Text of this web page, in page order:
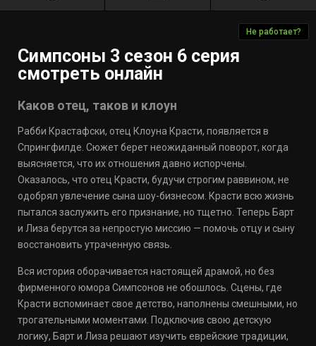
Не работает?
Симпсоны 3 сезон 6 серия
смотреть онлайн
Каков отец, таков и клоун
Рабби Крастафски, отец Клоуна Красти, появляется в
Спрингфилде. Сюжет берет неожиданный поворот, когда
выясняется, что их отношения давно испорчены.
Оказалось, что отец Красти, будучи строгим раввином, не
одобрял увлечение сына шоу-бизнесом. Красти всю жизнь
пытался заслужить его признание, но тщетно. Теперь Барт
и Лиза берутся за непростую миссию — помочь отцу и сыну
восстановить утраченную связь.
Вся история оборачивается настоящей драмой, но без
фирменного юмора Симпсонов не обошлось. Сцены, где
Красти вспоминает свое детство, наполнены смешными, но
трогательными моментами. Подключив свою детскую
логику, Барт и Лиза решают изучить еврейские традиции,